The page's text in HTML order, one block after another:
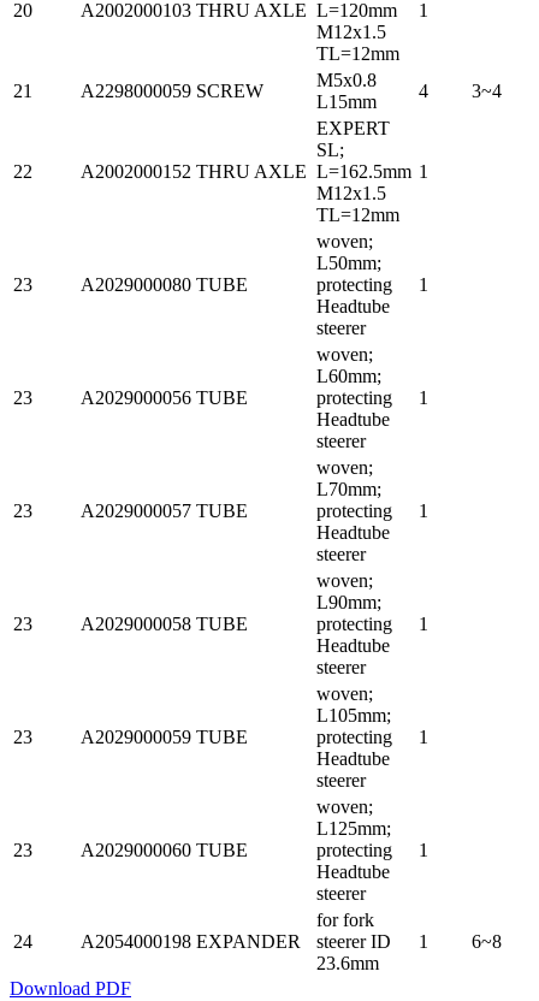
20 A2002000103 THRU AXLE L=120mm
M12x1.5
TL=12mm
1
21 A2298000059 SCREW
M5x0.8
L15mm
4 3~4
22 A2002000152 THRU AXLE
EXPERT
SL;
L=162.5mm
M12x1.5
TL=12mm
1
23 A2029000080 TUBE
woven;
L50mm;
protecting
Headtube
steerer
1
23 A2029000056 TUBE
woven;
L60mm;
protecting
Headtube
steerer
1
23 A2029000057 TUBE
woven;
L70mm;
protecting
Headtube
steerer
1
23 A2029000058 TUBE
woven;
L90mm;
protecting
Headtube
steerer
1
23 A2029000059 TUBE
woven;
L105mm;
protecting
Headtube
steerer
1
23 A2029000060 TUBE
woven;
L125mm;
protecting
Headtube
steerer
1
24 A2054000198 EXPANDER
for fork
steerer ID
23.6mm
1 6~8
Download PDF